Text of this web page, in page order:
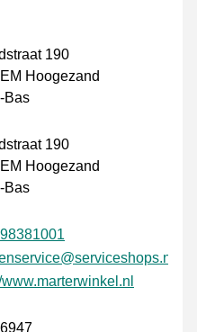
190
Hoogezand
Bas
190
Hoogezand
Bas
www.marterwinkel.nl